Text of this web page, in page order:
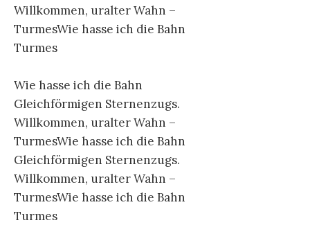
Willkommen, uralter Wahn –
TurmesWie hasse ich die Bahn
Turmes
Wie hasse ich die Bahn
Gleichförmigen Sternenzugs.
Willkommen, uralter Wahn –
TurmesWie hasse ich die Bahn
Gleichförmigen Sternenzugs.
Willkommen, uralter Wahn –
TurmesWie hasse ich die Bahn
Turmes